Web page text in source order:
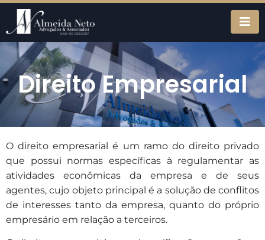
Direito Empresarial
O direito empresarial é um ramo do direito privado
que possui normas específicas à regulamentar as
atividades econômicas da empresa e de seus
agentes, cujo objeto principal é a solução de conflitos
de interesses tanto da empresa, quanto do próprio
empresário em relação a terceiros.